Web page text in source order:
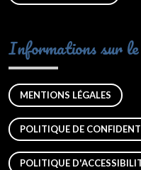
Informations sur
MENTIONS LÉGALES
POLITIQUE DE
POLITIQUE